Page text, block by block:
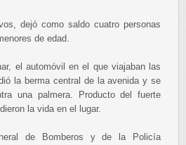
dejó como saldo cuatro personas
de edad.
el automóvil en el que viajaban las
la berma central de la avenida y se
una palmera. Producto del fuerte
la vida en el lugar.
de Bomberos y de la Policía